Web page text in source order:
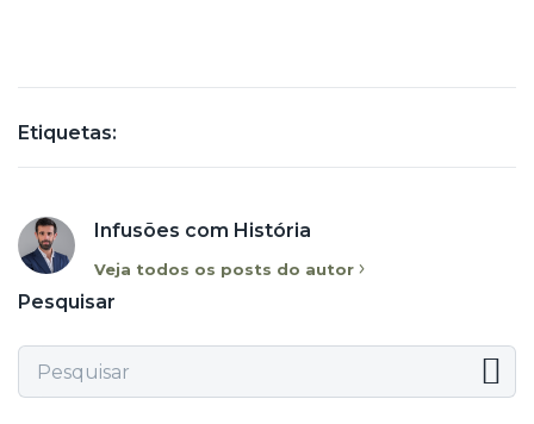
Etiquetas:
Infusões com História
Veja todos os posts do autor
Pesquisar